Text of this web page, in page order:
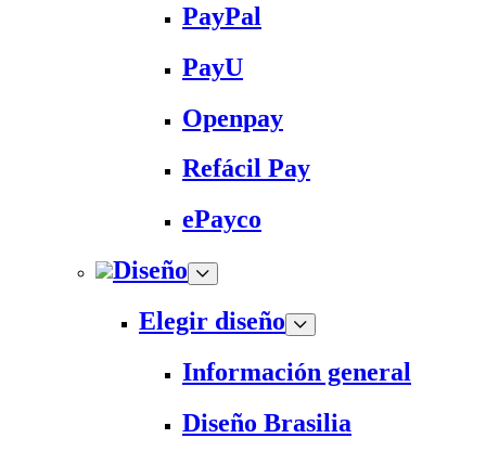
PayPal
PayU
Openpay
Refácil Pay
ePayco
Diseño
Elegir diseño
Información general
Diseño Brasilia